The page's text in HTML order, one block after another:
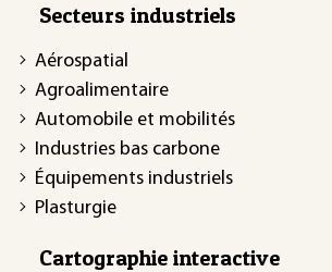
Secteurs industriels
Aérospatial
Agroalimentaire
Automobile et mobilités
Industries bas carbone
Équipements industriels
Plasturgie
Cartographie interactive